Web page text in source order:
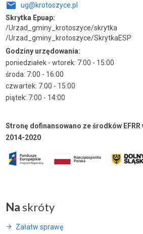
ug@krotoszyce.pl
Skrytka Epuap:
/Urzad_gminy_krotoszyce/skrytka
/Urzad_gminy_krotoszyce/SkrytkaESP
Godziny urzędowania:
poniedziałek - wtorek: 7:00 - 15:00
środa: 7:00 - 16:00
czwartek: 7:00 - 15:00
piątek: 7:00 - 14:00
Stronę dofinansowano ze środków EFRR
2014-2020
Na skróty
Załatw sprawę